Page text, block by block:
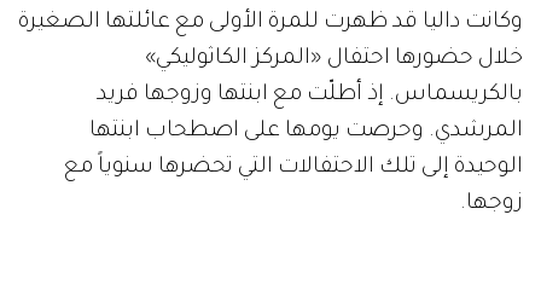
وكانت داليا قد ظهرت للمرة الأولى مع عائلتها الصغيرة
خلال حضورها احتفال «المركز الكاثوليكي»
بالكريسماس. إذ أطلّت مع ابنتها وزوجها فريد
المرشدي. وحرصت يومها على اصطحاب ابنتها
الوحيدة إلى تلك الاحتفالات التي تحضرها سنوياً مع
زوجها.